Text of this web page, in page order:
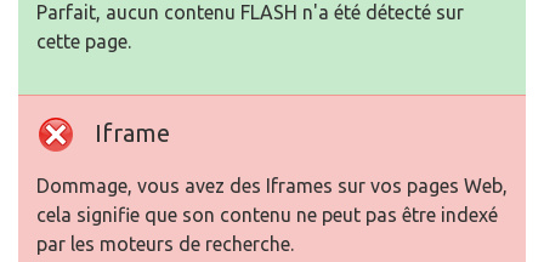
Parfait, aucun contenu FLASH n'a été détecté sur
cette page.
Iframe
Dommage, vous avez des Iframes sur vos pages Web,
cela signifie que son contenu ne peut pas être indexé
par les moteurs de recherche.